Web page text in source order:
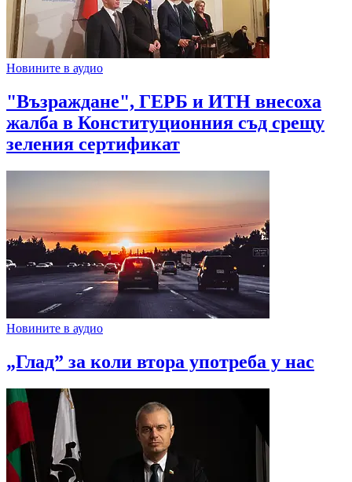
Новините в аудио
"Възраждане", ГЕРБ и ИТН внесоха
жалба в Конституционния съд срещу
зеления сертификат
Новините в аудио
„Глад” за коли втора употреба у нас